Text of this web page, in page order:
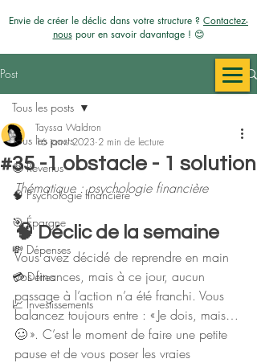
Envie de créer le déclic dans votre structure ? Contactez-
nouspour en savoir davantage ! 😊
Post
Tous les posts
🤑 Revenus
🧠 Psychologie financière
🎯 Épargne
💸 Dépenses
💳​ Dettes
📈 Investissements
Tous les posts
#35 -1 obstacle - 1 solution
Tayssa Waldron
16 janv. 2023 2 min de lecture
Thématique : psychologie financière
🧠 Déclic de la semaine
Vous avez décidé de reprendre en main
vos finances, mais à ce jour, aucun
passage à l’action n’a été franchi. Vous
balancez toujours entre : « Je dois, mais…
🥴 ». C’est le moment de faire une petite
pause et de vous poser les vraies